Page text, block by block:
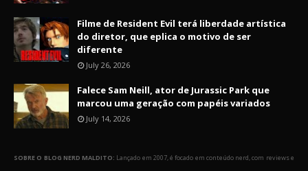
Filme de Resident Evil terá liberdade artística
do diretor, que eplica o motivo de ser
diferente
July 26, 2026
Falece Sam Neill, ator de Jurassic Park que
marcou uma geração com papéis variados
July 14, 2026
SOBRE O BLOG NERD MALDITO: Lançado em 2007, é focado em conteúdo nerd, com reviews e